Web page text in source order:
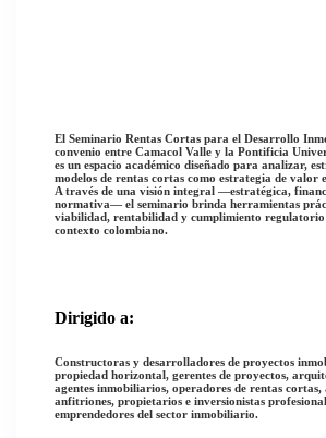
El Seminario Rentas Cortas para el Desarrollo
convenio entre Camacol Valle y la Pontificia
es un espacio académico diseñado para analizar,
modelos de rentas cortas como estrategia de valor
A través de una visión integral —estratégica,
normativa— el seminario brinda herramientas
viabilidad, rentabilidad y cumplimiento regulatorio
contexto colombiano.
Dirigido a:
Constructoras y desarrolladores de proyectos
propiedad horizontal, gerentes de proyectos,
agentes inmobiliarios, operadores de rentas cortas,
anfitriones, propietarios e inversionistas
emprendedores del sector inmobiliario.